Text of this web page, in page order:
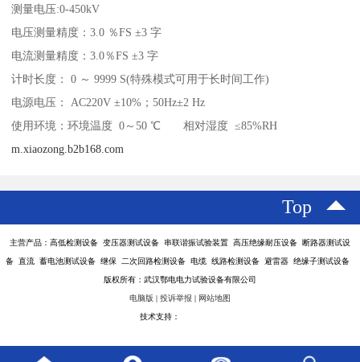
测量电压:0-450kV
电压测量精度：3.0 ％FS ±3 字
电流测量精度：3.0％FS ±3 字
计时长度： 0 ～ 9999 S(特殊模式可用于长时间工作)
电源电压： AC220V ±10%；50Hz±2 Hz
使用环境：环境温度 0～50 ℃ 相对湿度 ≤85%RH
m.xiaozong.b2b168.com
Top
主营产品：高低检测设备 变压器测试设备 串联谐振试验装置 高压绝缘耐压设备 断路器测试设
备 直流 蓄电池测试设备 继保 二次回路检测设备 电缆 线路检测设备 避雷器 绝缘子测试设备
版权所有：武汉鄂电电力试验设备有限公司
电脑版 | 投诉举报 | 网站地图
技术支持：